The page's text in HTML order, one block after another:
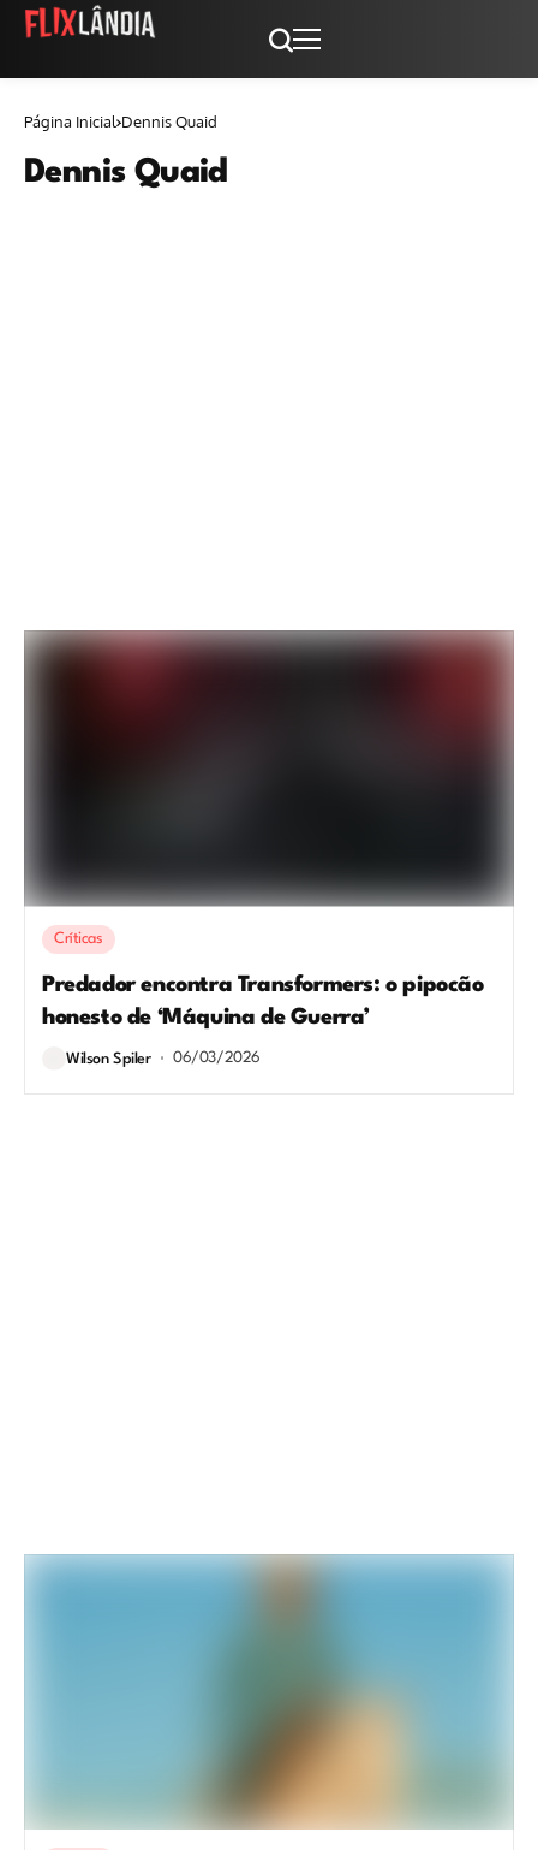
Página Inicial Dennis Quaid
Dennis Quaid
Críticas
Predador encontra Transformers: o pipocão
honesto de ‘Máquina de Guerra’
Wilson Spiler 06/03/2026